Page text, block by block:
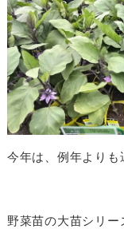
今年は、例年より
野菜苗の大苗シリ